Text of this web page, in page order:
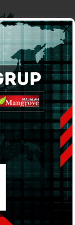
Info Tanah Papua